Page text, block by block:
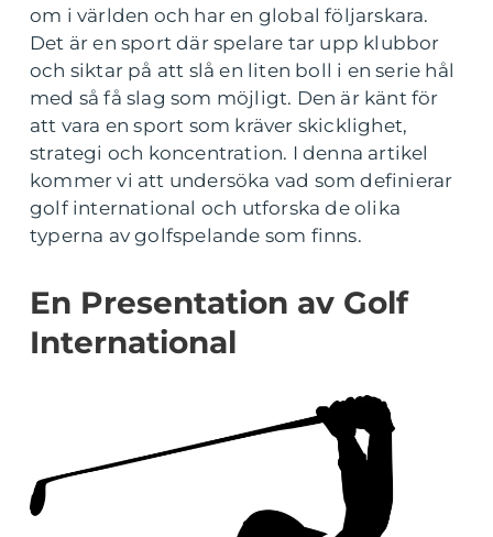
om i världen och har en global följarskara.
Det är en sport där spelare tar upp klubbor
och siktar på att slå en liten boll i en serie hål
med så få slag som möjligt. Den är känt för
att vara en sport som kräver skicklighet,
strategi och koncentration. I denna artikel
kommer vi att undersöka vad som definierar
golf international och utforska de olika
typerna av golfspelande som finns.
En Presentation av Golf
International